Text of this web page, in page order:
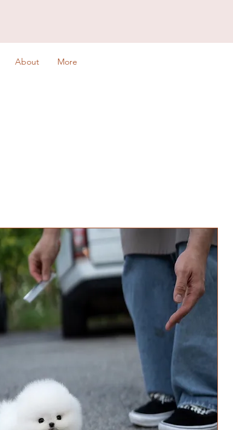
About More